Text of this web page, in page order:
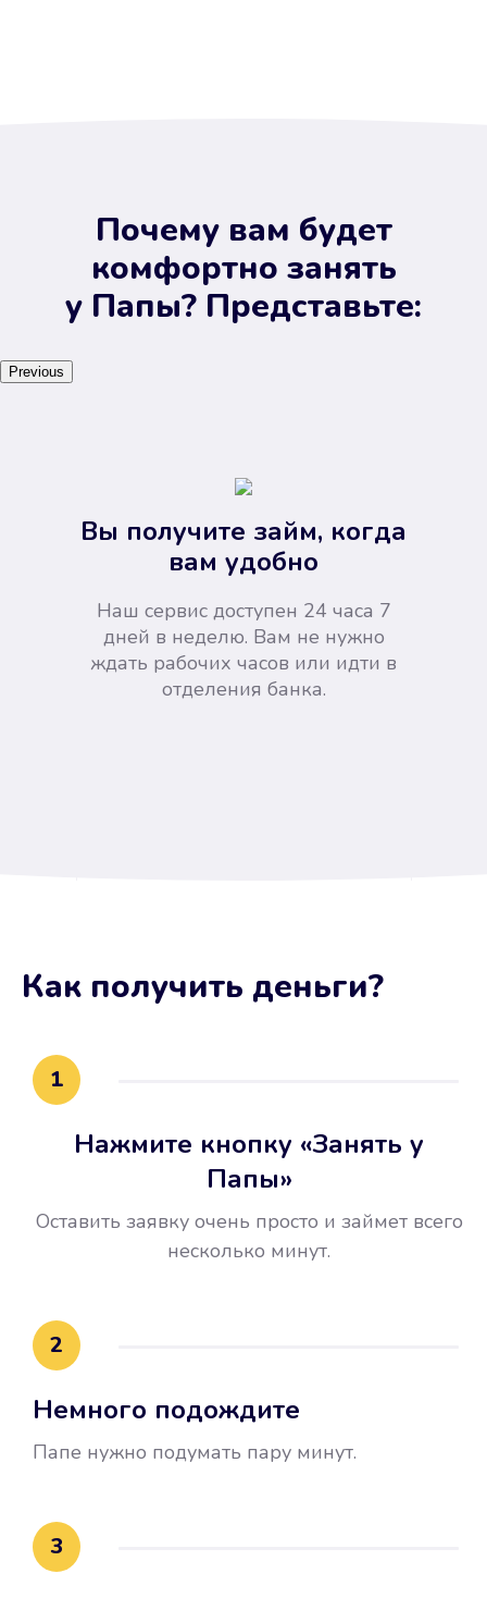
Почему вам будет
комфортно занять
у Папы? Представьте:
Previous
Вы получите займ, когда
вам удобно
Наш сервис доступен 24 часа 7
дней в неделю. Вам не нужно
ждать рабочих часов или идти в
отделения банка.
Не потребовались справки, залоги
Вы погасили займ вовремя либо
воспользовались бесплатной
Как получить деньги?
1
Нажмите кнопку «Занять у
Папы»
Оставить заявку очень просто и займет всего
несколько минут.
2
Немного подождите
Папе нужно подумать пару минут.
3